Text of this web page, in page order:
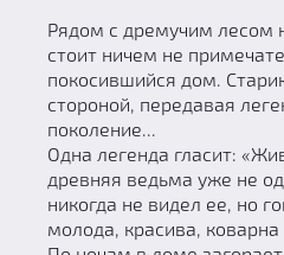
Рядом с дремучим лесом
стоит ничем не
покосившийся дом.
стороной, передавая
поколение...
Одна легенда гласит:
древняя ведьма уже не
никогда не видел ее, но
молода, красива,